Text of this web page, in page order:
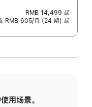
RMB 14,499 起
RMB 605/月 (24 期) 起
用场景。